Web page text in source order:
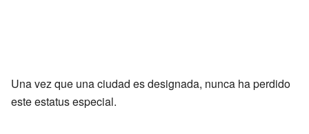
Una vez que una ciudad es designada, nunca ha perdido
este estatus especial.